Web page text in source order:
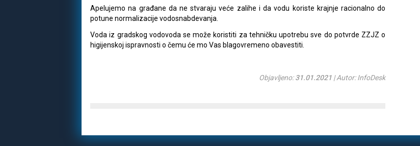
Apelujemo na građane da ne stvaraju veće zalihe i da vodu koriste krajnje racionalno do
potune normalizacije vodosnabdevanja.
Voda iz gradskog vodovoda se može koristiti za tehničku upotrebu sve do potvrde ZZJZ o
higijenskoj ispravnosti o čemu će mo Vas blagovremeno obavestiti.
Objavljeno:31.01.2021 | Autor: InfoDesk